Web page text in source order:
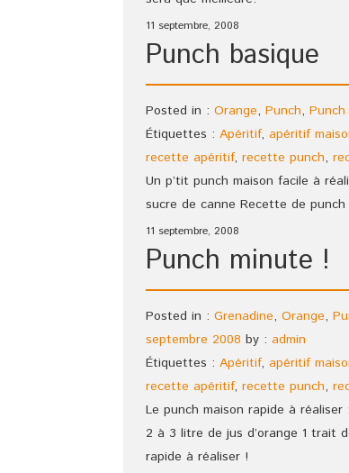
11 septembre, 2008
Punch basique
Posted in : Orange, Punch, Punch
Étiquettes : Apéritif, apéritif
recette apéritif, recette punch,
Un p’tit punch maison facile à
sucre de canne Recette de
11 septembre, 2008
Punch minute !
Posted in : Grenadine, Orange,
septembre 2008 by : admin
Étiquettes : Apéritif, apéritif
recette apéritif, recette punch,
Le punch maison rapide à
2 à 3 litre de jus d’orange 1 trait
rapide à réaliser !